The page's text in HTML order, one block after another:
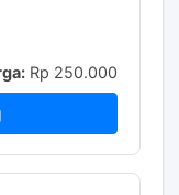
Rp 250.000